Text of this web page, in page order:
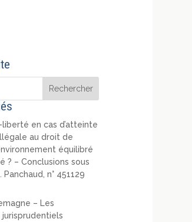
en cas d’atteinte
au droit de
équilibré
? – Conclusions sous
n° 451129
– Les